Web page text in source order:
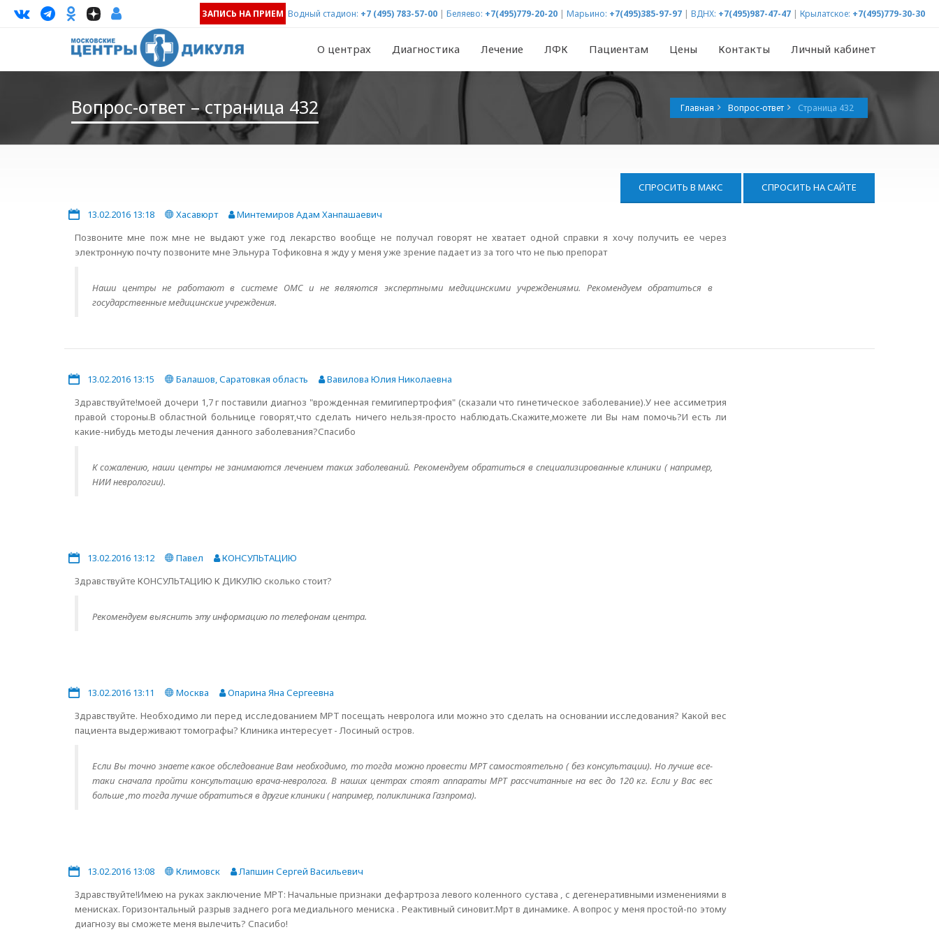
ЗАПИСЬ НА ПРИЕМ Водный стадион: +7 (495) 783-57-00 | Беляево: +7(495)779-20-20 | Марьино: +7(495)385-97-97 | ВДНХ: +7(495)987-47-47 | Крылатское: +7(495)779-30-30
О центрах Диагностика Лечение ЛФК Пациентам Цены Контакты Личный кабинет
Вопрос-ответ – страница 432 Главная Вопрос-ответ Страница 432
СПРОСИТЬ В МАКС СПРОСИТЬ НА САЙТЕ
13.02.2016 13:18 Хасавюрт
Минтемиров Адам Ханпашаевич
Позвоните мне пож мне не выдают уже год лекарство вообще не получал говорят не хватает одной справки я хочу получить ее через
электронную почту позвоните мне Эльнура Тофиковна я жду у меня уже зрение падает из за того что не пью препорат
Наши центры не работают в системе ОМС и не являются экспертными медицинскими учреждениями. Рекомендуем обратиться в
государственные медицинские учреждения.
13.02.2016 13:15 Балашов, Саратовкая область
Вавилова Юлия Николаевна
Здравствуйте!моей дочери 1,7 г поставили диагноз "врожденная гемигипертрофия" (сказали что гинетическое заболевание).У нее ассиметрия
правой стороны.В областной больнице говорят,что сделать ничего нельзя-просто наблюдать.Скажите,можете ли Вы нам помочь?И есть ли
какие-нибудь методы лечения данного заболевания?Спасибо
К сожалению, наши центры не занимаются лечением таких заболеваний. Рекомендуем обратиться в специализированные клиники ( например,
НИИ неврологии).
13.02.2016 13:12 Павел
КОНСУЛЬТАЦИЮ
Здравствуйте КОНСУЛЬТАЦИЮ К ДИКУЛЮ сколько стоит?
Рекомендуем выяснить эту информацию по телефонам центра.
13.02.2016 13:11 Москва
Опарина Яна Сергеевна
Здравствуйте. Необходимо ли перед исследованием МРТ посещать невролога или можно это сделать на основании исследования? Какой вес
пациента выдерживают томографы? Клиника интересует - Лосиный остров.
Если Вы точно знаете какое обследование Вам необходимо, то тогда можно провести МРТ самостоятельно ( без консультации). Но лучше все-
таки сначала пройти консультацию врача-невролога. В наших центрах стоят аппараты МРТ рассчитанные на вес до 120 кг. Если у Вас вес
больше ,то тогда лучше обратиться в другие клиники ( например, поликлиника Газпрома).
13.02.2016 13:08 Климовск
Лапшин Сергей Васильевич
Здравствуйте!Имею на руках заключение МРТ: Начальные признаки дефартроза левого коленного сустава , с дегенеративными изменениями в
менисках. Горизонтальный разрыв заднего рога медиального мениска . Реактивный синовит.Мрт в динамике. А вопрос у меня простой-по этому
диагнозу вы сможете меня вылечить? Спасибо!